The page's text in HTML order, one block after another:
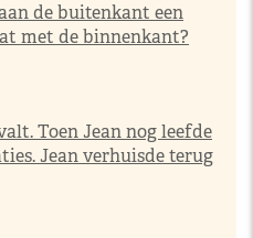
de buitenkant een
met de binnenkant?
Toen Jean nog leefde
Jean verhuisde terug